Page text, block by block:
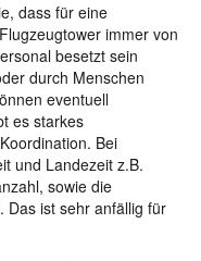
dass für eine
immer von
besetzt sein
durch Menschen
eventuell
es starkes
Bei
und Landezeit z.B.
sowie die
Das ist sehr anfällig für